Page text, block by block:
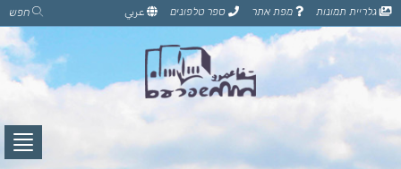
דלג
לתוכן
הדף
גלריית תמונות מפת אתר ספר טלפונים عربي חפש
לחץ